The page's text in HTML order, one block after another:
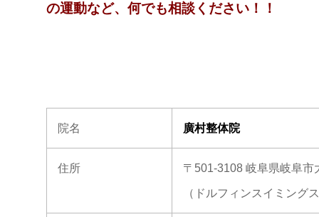
の運動など、何でも相談ください！！
院名 廣村整体院
住所 〒501-3108 岐阜県岐阜市
（ドルフィンスイミング